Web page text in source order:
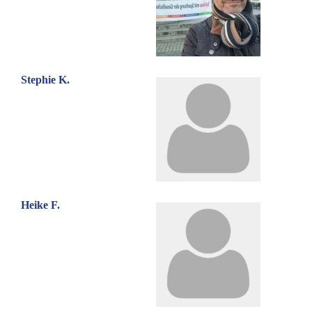
Stephie K.
Heike F.